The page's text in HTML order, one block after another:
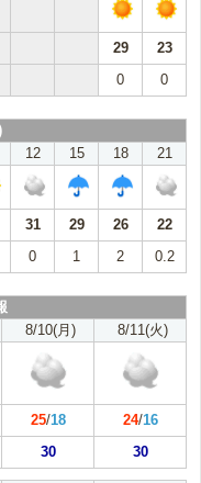
29
23
0 0
12 15 18
21
31 29 26
22
0 1 2 0.2
8/10(月) 8/11(火)
25/18 24/16
30 30